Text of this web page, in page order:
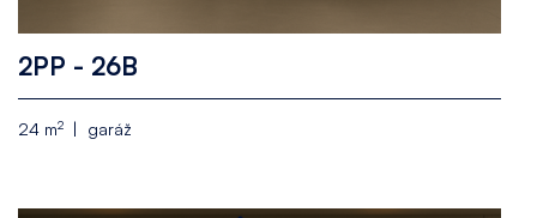
2PP - 26B
24 m2 garáž